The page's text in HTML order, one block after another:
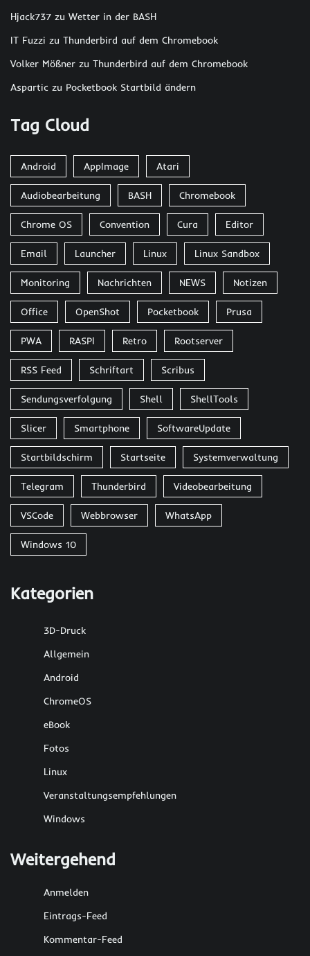
Hjack737 zu Wetter in der BASH
IT Fuzzi zu Thunderbird auf dem Chromebook
Volker Mößner zu Thunderbird auf dem Chromebook
Aspartic zu Pocketbook Startbild ändern
Tag Cloud
Android AppImage Atari
Audiobearbeitung BASH Chromebook
Chrome OS Convention Cura Editor
Email Launcher Linux Linux Sandbox
Monitoring Nachrichten NEWS Notizen
Office OpenShot Pocketbook Prusa
PWA RASPI Retro Rootserver
RSS Feed Schriftart Scribus
Sendungsverfolgung Shell ShellTools
Slicer Smartphone SoftwareUpdate
Startbildschirm Startseite Systemverwaltung
Telegram Thunderbird Videobearbeitung
VSCode Webbrowser WhatsApp
Windows 10
Kategorien
3D-Druck
Allgemein
Android
ChromeOS
eBook
Fotos
Linux
Veranstaltungsempfehlungen
Windows
Weitergehend
Anmelden
Eintrags-Feed
Kommentar-Feed